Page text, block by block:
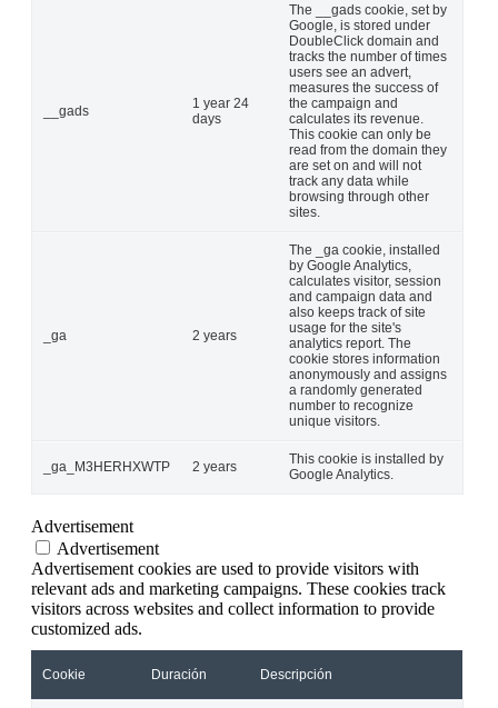
__gads
1 year 24
days
The __gads cookie, set by
Google, is stored under
DoubleClick domain and
tracks the number of times
users see an advert,
measures the success of
the campaign and
calculates its revenue.
This cookie can only be
read from the domain they
are set on and will not
track any data while
browsing through other
sites.
_ga 2 years
The _ga cookie, installed
by Google Analytics,
calculates visitor, session
and campaign data and
also keeps track of site
usage for the site's
analytics report. The
cookie stores information
anonymously and assigns
a randomly generated
number to recognize
unique visitors.
_ga_M3HERHXWTP 2 years
This cookie is installed by
Google Analytics.
Advertisement
Advertisement
Advertisement cookies are used to provide visitors with
relevant ads and marketing campaigns. These cookies track
visitors across websites and collect information to provide
customized ads.
Cookie Duración Descripción